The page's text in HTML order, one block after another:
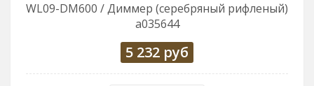
WL09-DM600 / Диммер (серебряный рифленый)
a035644
5 232 руб